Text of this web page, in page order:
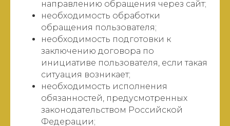
направлению обращения через сайт;
необходимость обработки
обращения пользователя;
необходимость подготовки к
заключению договора по
инициативе пользователя, если такая
ситуация возникает;
необходимость исполнения
обязанностей, предусмотренных
законодательством Российской
Федерации;